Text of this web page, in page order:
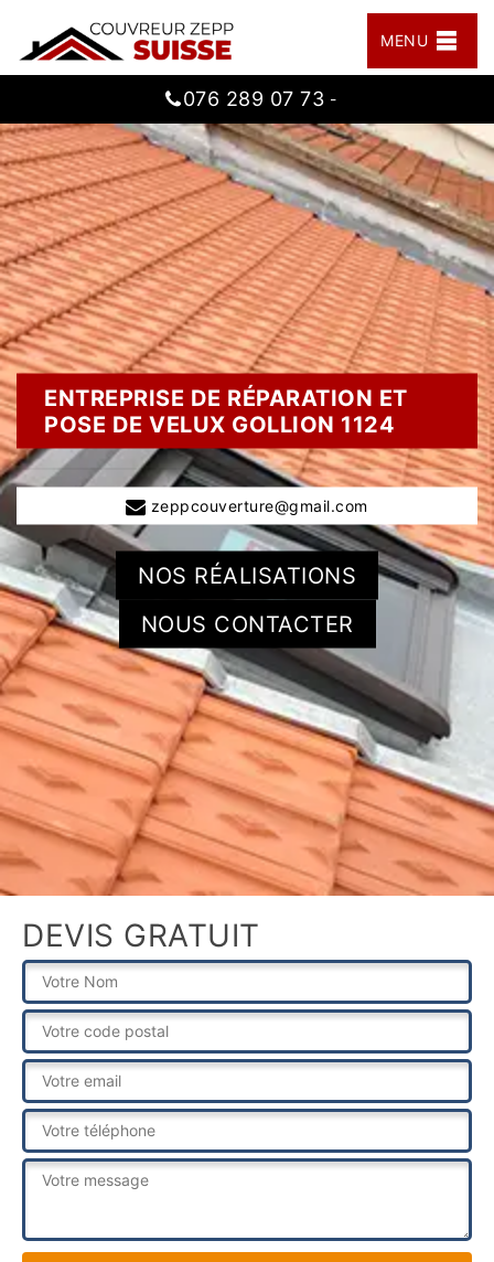
MENU
076 289 07 73 -
ENTREPRISE DE RÉPARATION ET
POSE DE VELUX GOLLION 1124
zeppcouverture@gmail.com
NOS RÉALISATIONS
NOUS CONTACTER
DEVIS GRATUIT